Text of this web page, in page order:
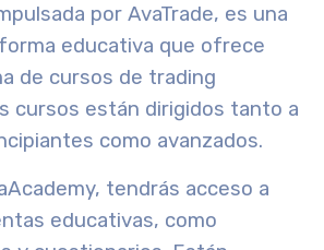
por AvaTrade, es una
educativa que ofrece
de cursos de trading
cursos están dirigidos tanto a
como avanzados.
tendrás acceso a
educativas, como